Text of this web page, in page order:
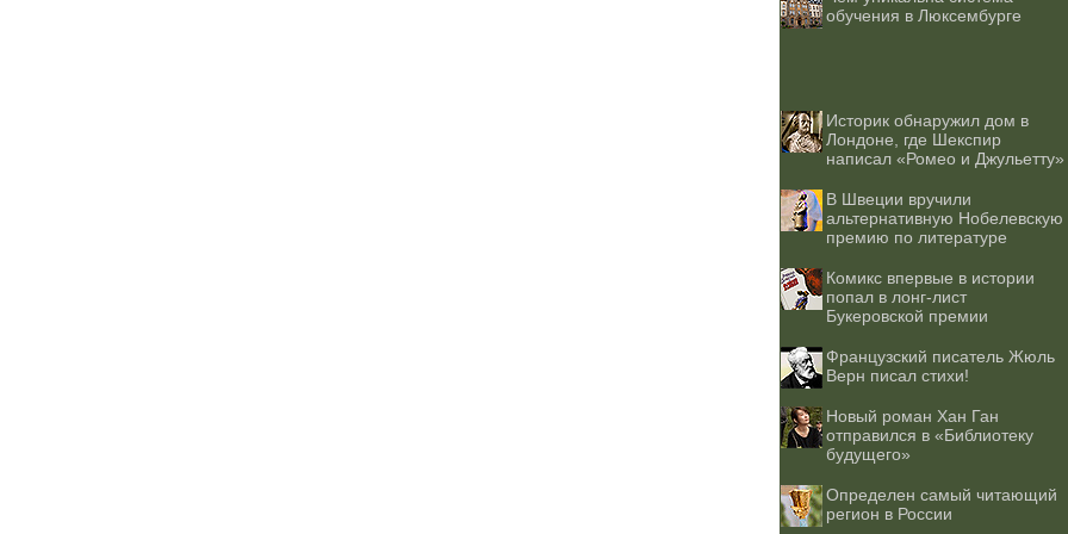
обучения в Люксембурге
Историк обнаружил дом в
Лондоне, где Шекспир
написал «Ромео и Джульетту»
В Швеции вручили
альтернативную Нобелевскую
премию по литературе
Комикс впервые в истории
попал в лонг-лист
Букеровской премии
Французский писатель Жюль
Верн писал стихи!
Новый роман Хан Ган
отправился в «Библиотеку
будущего»
Определен самый читающий
регион в России